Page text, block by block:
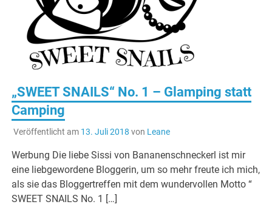
„SWEET SNAILS“ No. 1 – Glamping statt
Camping
Veröffentlicht am 13. Juli 2018 von Leane
Werbung Die liebe Sissi von Bananenschneckerl ist mir
eine liebgewordene Bloggerin, um so mehr freute ich mich,
als sie das Bloggertreffen mit dem wundervollen Motto “
SWEET SNAILS No. 1 […]